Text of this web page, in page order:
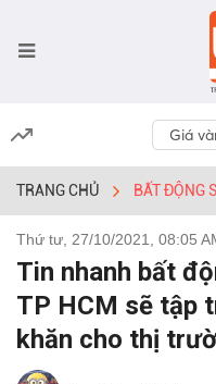
Giá
TRANG CHỦ BẤT ĐỘNG
Thứ tư, 27/10/2021, 08:05
Tin nhanh bất
TP HCM sẽ tập
khăn cho thị